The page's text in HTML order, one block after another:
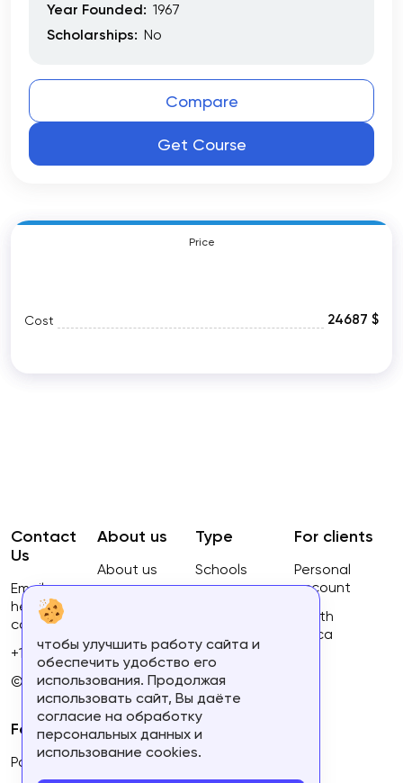
Year Founded: 1967
Scholarships: No
Compare
Get Course
Price
Cost 24687 $
About us
About us
Terms of
use
Type
Schools
For clients
Personal
account
South
Africa
For partners
Partner's personal account
Contact
Us
Email:
hello@ca-
courses.com
+16134168460
© 2023.
чтобы улучшить работу сайта и
обеспечить удобство его
использования. Продолжая
использовать сайт, Вы даёте
согласие на обработку
персональных данных и
использование cookies.